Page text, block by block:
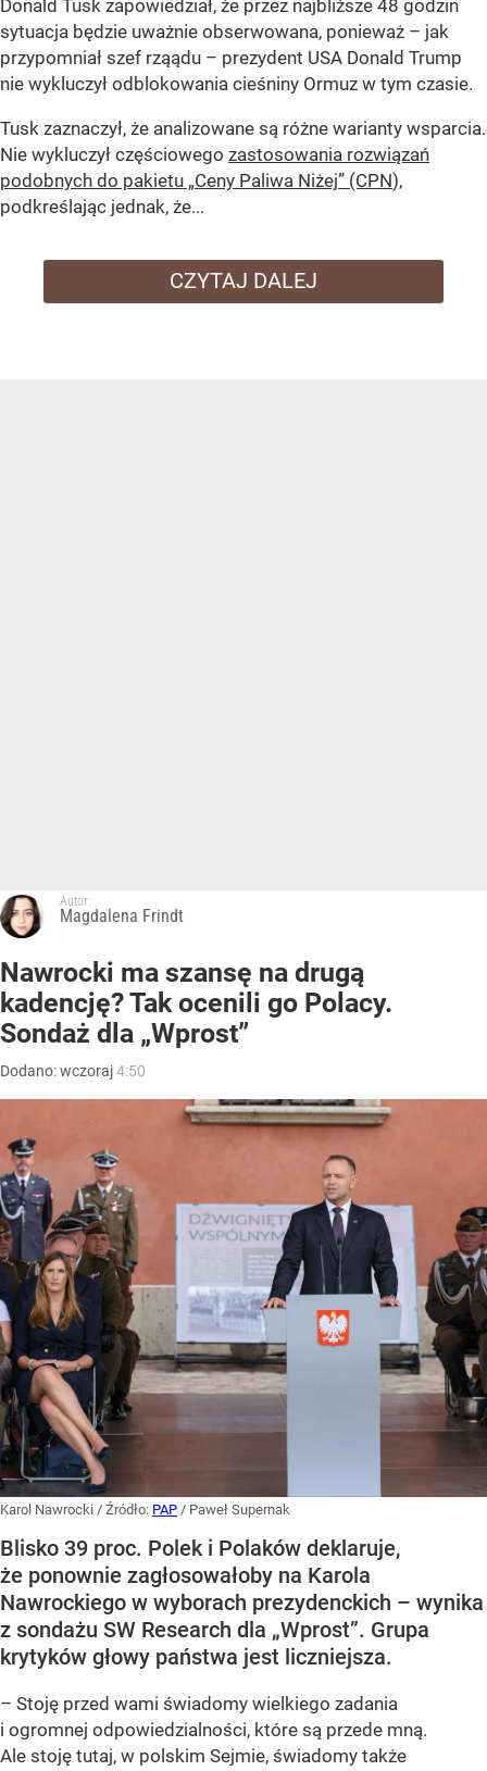
Donald Tusk zapowiedział, że przez najbliższe 48 godzin
sytuacja będzie uważnie obserwowana, ponieważ – jak
przypomniał szef rząądu – prezydent USA Donald Trump
nie wykluczył odblokowania cieśniny Ormuz w tym czasie.
Tusk zaznaczył, że analizowane są różne warianty wsparcia.
Nie wykluczył częściowego zastosowania rozwiązań
podobnych do pakietu „Ceny Paliwa Niżej” (CPN),
podkreślając jednak, że...
CZYTAJ DALEJ
Autor:
Magdalena Frindt
Nawrocki ma szansę na drugą
kadencję? Tak ocenili go Polacy.
Sondaż dla „Wprost”
Dodano:wczoraj4:50
Karol Nawrocki / Źródło: PAP / Paweł Supernak
Blisko 39 proc. Polek i Polaków deklaruje,
że ponownie zagłosowałoby na Karola
Nawrockiego w wyborach prezydenckich – wynika
z sondażu SW Research dla „Wprost”. Grupa
krytyków głowy państwa jest liczniejsza.
– Stoję przed wami świadomy wielkiego zadania
i ogromnej odpowiedzialności, które są przede mną.
Ale stoję tutaj, w polskim Sejmie, świadomy także